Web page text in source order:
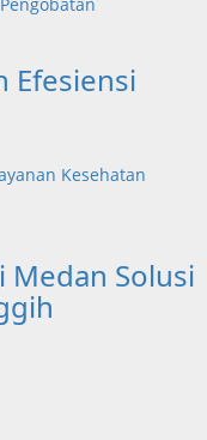
Efesiensi
Kesehatan
Medan Solusi